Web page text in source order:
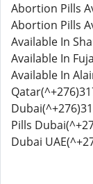
Abortion Pills
Abortion Pills
Available In
Available In
Available In
Pills
Dubai